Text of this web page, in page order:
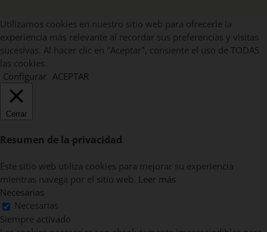
Utilizamos cookies en nuestro sitio web para ofrecerle la
experiencia más relevante al recordar sus preferencias y visitas
sucesivas. Al hacer clic en "Aceptar", consiente el uso de TODAS
las cookies.
Configurar ACEPTAR
Cerrar
Resumen de la privacidad
Este sitio web utiliza cookies para mejorar su experiencia
mientras navega por el sitio web. Leer más
Necesarias
Necesarias
Siempre activado